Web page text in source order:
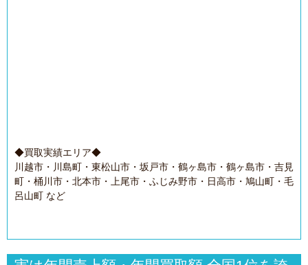
◆買取実績エリア◆
川越市・川島町・東松山市・坂戸市・鶴ヶ島市・鶴ヶ島市・吉見
町・桶川市・北本市・上尾市・ふじみ野市・日高市・鳩山町・毛
呂山町 など